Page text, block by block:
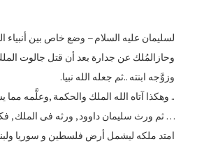
لسليمان عليه السلام – وضع خاص بين
وحازالمُلك عن جدارة بعد أن قتل جالوت
وزوَّجه ابنته ..ثم جعله الله نبيا.
.. وهكذا آتاه الله الملك والحكمة ,وعلَّمه مما
… ثم ورث سليمان داوود , ورثه فى الملك ,
امتد ملكه ليشمل أرض فلسطين و سوريا